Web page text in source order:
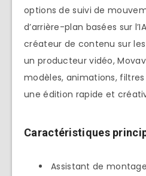
options de suivi de
d’arrière-plan basées sur
créateur de contenu sur
un producteur vidéo,
modèles, animations,
une édition rapide et
Caractéristiques
Assistant de